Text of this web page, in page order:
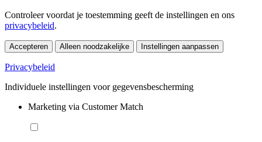
Controleer voordat je toestemming geeft de instellingen en ons
privacybeleid.
Accepteren Alleen noodzakelijke Instellingen aanpassen
Privacybeleid
Individuele instellingen voor gegevensbescherming
Marketing via Customer Match